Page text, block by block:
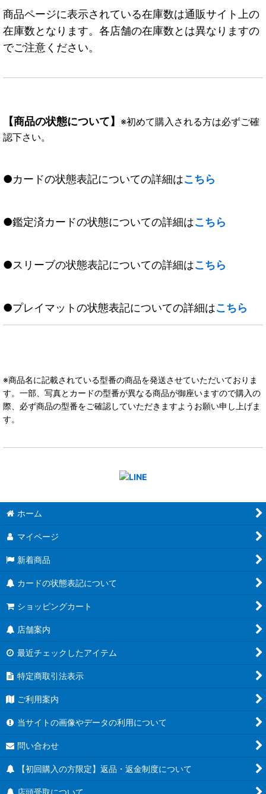
商品ページに表示されている在庫数は通販サイト上の
在庫数となります。各店舗の在庫数とは異なりますの
でご注意ください。
【商品の状態について】 ※初めて購入される方は必ずご確
認下さい。
●カードの状態表記についての詳細はこちら
●鑑定済カードの状態についての詳細はこちら
●スリーブの状態表記についての詳細はこちら
●プレイマットの状態表記についての詳細はこちら
※商品名に記載されている型番の商品を発送させていただいておりま
す。一部、写真とカードの型番が異なる商品が御座いますので購入の
際、必ず商品の型番をご確認していただきますようお願い申し上げま
す。
ホーム
マイページ
新着商品
カードの状態表記について
ショッピングカート
店舗案内
最近チェックしたアイテム
特定商取引法表示
ご利用案内
当サイトの画像やデータの利用について
問い合わせ
【初回購入の方限定】返品・返金制度について
店頭受取について